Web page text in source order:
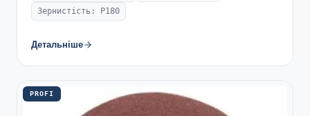
Зернистість: P180
Детальніше
PROFI